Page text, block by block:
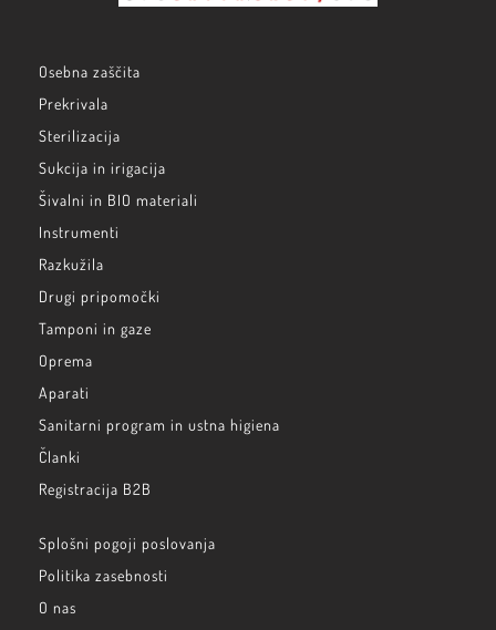
Osebna zaščita
Prekrivala
Sterilizacija
Sukcija in irigacija
Šivalni in BIO materiali
Instrumenti
Razkužila
Drugi pripomočki
Tamponi in gaze
Oprema
Aparati
Sanitarni program in ustna higiena
Članki
Registracija B2B
Splošni pogoji poslovanja
Politika zasebnosti
O nas